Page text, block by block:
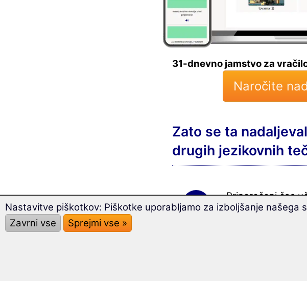
31-dnevno jamstvo za
Naročite
Zato se ta
drugih jezikovnih
Priporočeni čas
Presenečeni
Nastavitve piškotkov: Piškotke uporabljamo za izboljšanje našega
Zavrni vse
Sprejmi vse »